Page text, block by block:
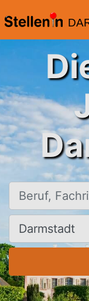
Beruf,
Ort, Stadt